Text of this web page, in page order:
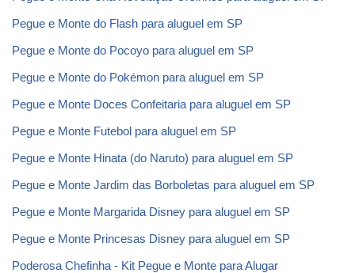
Pegue e Monte do Flash para aluguel em SP
Pegue e Monte do Pocoyo para aluguel em SP
Pegue e Monte do Pokémon para aluguel em SP
Pegue e Monte Doces Confeitaria para aluguel em SP
Pegue e Monte Futebol para aluguel em SP
Pegue e Monte Hinata (do Naruto) para aluguel em SP
Pegue e Monte Jardim das Borboletas para aluguel em SP
Pegue e Monte Margarida Disney para aluguel em SP
Pegue e Monte Princesas Disney para aluguel em SP
Poderosa Chefinha - Kit Pegue e Monte para Alugar